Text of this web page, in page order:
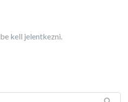
be kell jelentkezni.